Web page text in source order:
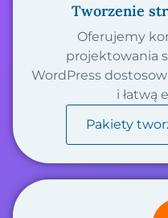
Tworzenie
Oferujemy
projektowania
WordPress
i łatwą
Pakiety